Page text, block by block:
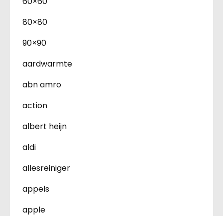
80×80
90×90
aardwarmte
abn amro
action
albert heijn
aldi
allesreiniger
appels
apple